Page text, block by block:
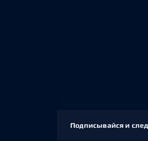
Подписывайся и